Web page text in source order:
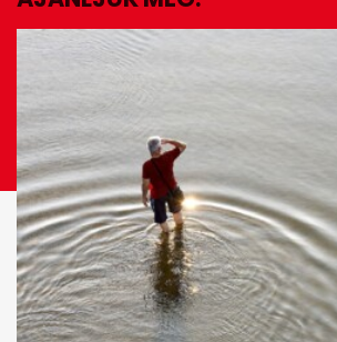
EZ IS ÉRDEKELHET